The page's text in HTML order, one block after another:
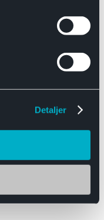
Detaljer